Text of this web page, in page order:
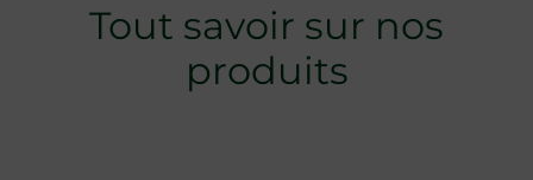
Tout savoir sur nos
produits